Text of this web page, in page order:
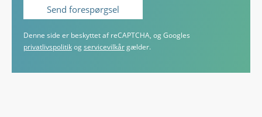
Denne side er beskyttet af reCAPTCHA, og Googles
privatlivspolitik og servicevilkår gælder.